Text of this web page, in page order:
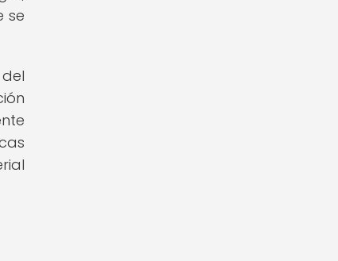
se